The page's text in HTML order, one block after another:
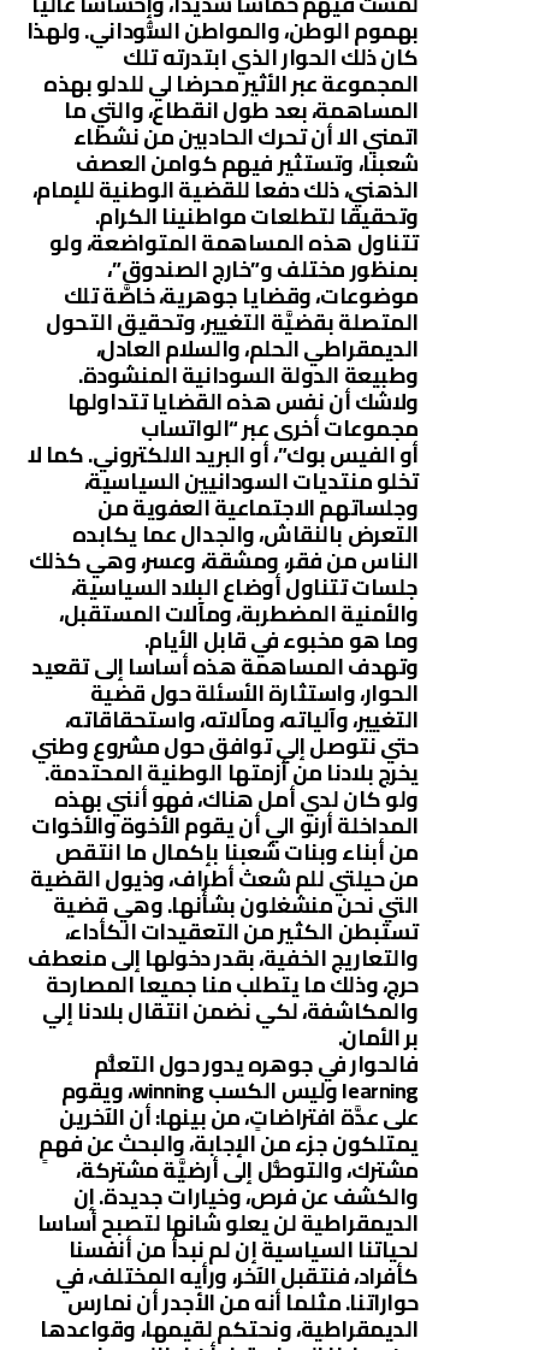
بهموم الوطن، والمواطن السُّوداني. ولهذا
كان ذلك الحوار الذي ابتدرته تلك
المجموعة عبر الأثير محرضا لي للدلو بهذه
المساهمة، بعد طول انقطاع، والتي ما
اتمني الا أن تحرك الحادبين من نشطاء
شعبنا، وتستثير فيهم كوامن العصف
الذهني، ذلك دفعا للقضية الوطنية للإمام،
وتحقيقا لتطلعات مواطنينا الكرام.
تتناول هذه المساهمة المتواضعة، ولو
بمنظور مختلف و”خارج الصندوق”،
موضوعات، وقضايا جوهرية، خاصَّة تلك
المتصلة بقضيَّة التغيير، وتحقيق التحول
الديمقراطي الحلم، والسلام العادل،
وطبيعة الدولة السودانية المنشودة.
ولاشك أن نفس هذه القضايا تتداولها
مجموعات أخرى عبر “الواتساب
أو الفيس بوك”، أو البريد الالكتروني. كما لا
تخلو منتديات السودانيين السياسية،
وجلساتهم الاجتماعية العفوية من
التعرض بالنقاش، والجدال عما يكابده
الناس من فقر، ومشقة، وعسر، وهي كذلك
جلسات تتناول أوضاع البلاد السياسية،
والأمنية المضطربة، ومآلات المستقبل،
وما هو مخبوء في قابل الأيام.
وتهدف المساهمة هذه أساسا إلى تقعيد
الحوار، واستثارة الأسئلة حول قضية
التغيير، وآلياته، ومآلاته، واستحقاقاته،
حتي نتوصل إلي توافق حول مشروع وطني
يخرج بلادنا من أزمتها الوطنية المحتدمة.
ولو كان لدي أمل هناك، فهو أنني بهذه
المداخلة أرنو الي أن يقوم الأخوة والأخوات
من أبناء وبنات شعبنا بإكمال ما انتقص
من حيلتي للم شعث أطراف، وذيول القضية
التي نحن منشغلون بشأنها. وهي قضية
تستبطن الكثير من التعقيدات الكأداء،
والتعاريج الخفية، بقدر دخولها إلى منعطف
حرج، وذلك ما يتطلب منا جميعا المصارحة
والمكاشفة، لكي نضمن انتقال بلادنا إلي
بر الأمان.
فالحوار في جوهره يدور حول التعلُّم
learning وليس الكسب winning، ويقوم
على عدَّة افتراضاتٍ، من بينها: أن الآخرين
يمتلكون جزء من الإجابة، والبحث عن فهمٍ
مشترك، والتوصُّل إلى أرضيَّة مشتركة،
والكشف عن فرص، وخيارات جديدة. إن
الديمقراطية لن يعلو شانها لتصبح أساسا
لحياتنا السياسية إن لم نبدأ من أنفسنا
كأفراد، فنتقبل الآخر، ورأيه المختلف، في
حواراتنا. مثلما أنه من الأجدر أن نمارس
الديمقراطية، ونحتكم لقيمها، وقواعدها